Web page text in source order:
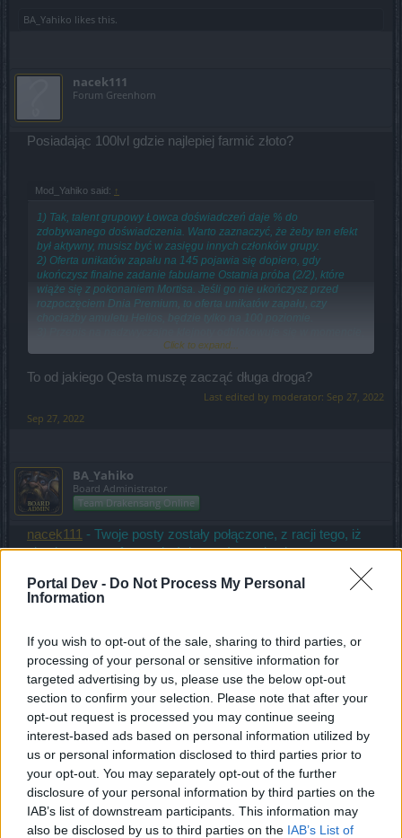
Portal Dev - Do Not Process My Personal
Information
If you wish to opt-out of the sale, sharing to third parties, or
processing of your personal or sensitive information for
targeted advertising by us, please use the below opt-out
section to confirm your selection. Please note that after your
opt-out request is processed you may continue seeing
interest-based ads based on personal information utilized by
us or personal information disclosed to third parties prior to
your opt-out. You may separately opt-out of the further
disclosure of your personal information by third parties on the
IAB’s list of downstream participants. This information may
also be disclosed by us to third parties on the IAB’s List of
BA_Yahiko likes this.
nacek111
Forum Greenhorn
Posiadając 100lvl gdzie najlepiej farmić złoto?
Mod_Yahiko said: ↑
1) Tak, talent grupowy Łowca doświadczeń daje % do
zdobywanego doświadczenia. Warto zaznaczyć, że żeby ten efekt
był aktywny, musisz być w zasięgu innych członków grupy.
2) Oferta unikatów zapału na 145 pojawia się dopiero, gdy
ukończysz finalne zadanie fabularne Ostatnia próba (2/2), które
wiąże się z pokonaniem Mortisa. Jeśli go nie ukończysz przed
rozpoczęciem Dnia Premium, to oferta unikatów zapału, czy
gdy ulepszysz 10 klejnotów na niebieski poziom, a jeszcze
Click to expand...
To od jakiego Qesta muszę zacząć długa droga?
Last edited by moderator: Sep 27, 2022
Sep 27, 2022
BA_Yahiko
Board Administrator
Team Drakensang Online
nacek111
- Twoje posty zostały połączone, z racji tego, iż
nie piszemy na forum dwóch postów pod sobą.
nacek111 said:↑
Obecnie najszybszym sposobem farmienia złota, jest
sprzedawanie przedmiotów uzyskiwanych podczas ogólnej
farmy. To sprowadza się do sposobów, w których tych
przedmiotów można uzyskać jak najwięcej w jak
najkrótszym czasie np. farma krwawych skrzynek.
nacek111 said: ↑
To od jakiego Qesta muszę zacząć długa droga?